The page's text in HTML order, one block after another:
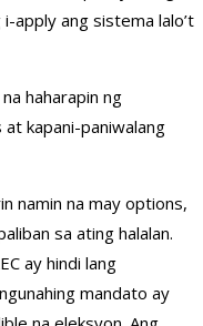
apply ang sistema lalo’t
haharapin ng
at kapani-paniwalang
namin na may options,
sa ating halalan.
ay hindi lang
mandato ay